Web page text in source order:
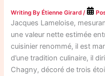
Writing ByÉtienne Girard /
Jacques Lameloise,
une valeur nette estimée
cuisinier renommé, il est
d’une tradition culinaire, il
Chagny, décoré de trois